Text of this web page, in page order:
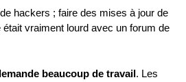
hackers ; faire des mises à jour de
vraiment lourd avec un forum de
beaucoup de travail. Les